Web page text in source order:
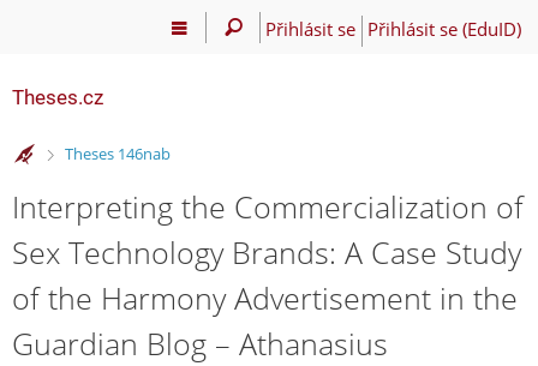
Přihlásit se Přihlásit se (EduID)
Theses.cz
>
Theses 146nab
Interpreting the Commercialization of
Sex Technology Brands: A Case Study
of the Harmony Advertisement in the
Guardian Blog – Athanasius